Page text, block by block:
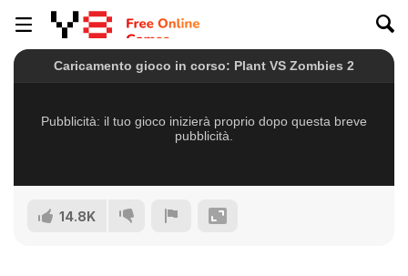
14.8K